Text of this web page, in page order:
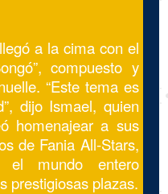
a la cima con el
compuesto y
“Este tema es
dijo Ismael, quien
homenajear a sus
de Fania All-Stars,
mundo entero
prestigiosas plazas.